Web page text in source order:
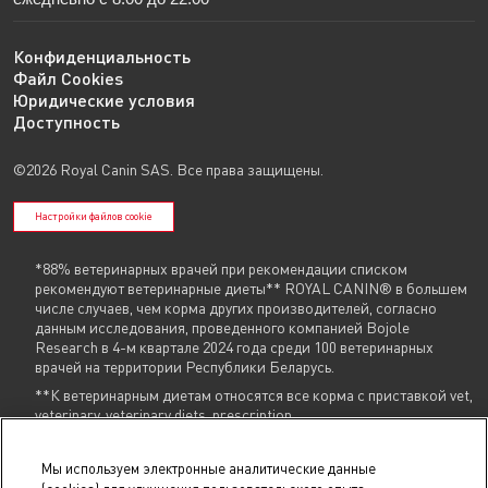
Конфиденциальность
Файл Cookies
Юридические условия
Доступность
©2026 Royal Canin SAS. Все права защищены.
Настройки файлов cookie
*88% ветеринарных врачей при рекомендации списком
рекомендуют ветеринарные диеты** ROYAL CANIN® в большем
числе случаев, чем корма других производителей, согласно
данным исследования, проведенного компанией Bojole
Research в 4-м квартале 2024 года среди 100 ветеринарных
врачей на территории Республики Беларусь.
**К ветеринарным диетам относятся все корма с приставкой vet,
veterinary, veterinary diets, prescription
Указанные контакты ( +375 29 604 86 86,info@royalcanin.by) являются в том
числе контактами для связи по вопросам обращения покупателей о
Мы используем электронные аналитические данные